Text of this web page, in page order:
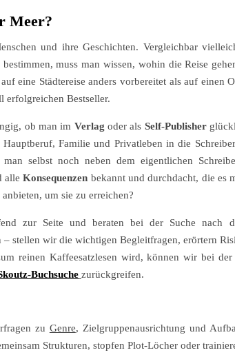
Meer?
und ihre Geschichten. Vergleichbar
muss man wissen, wohin die Reise
eine Städtereise anders vorbereitet als auf
erfolgreichen Bestseller.
ob man im Verlag oder als Self-Publisher
Familie und Privatleben in die
selbst noch neben dem eigentlichen
alleKonsequenzen bekannt und durchdacht, die es
anbieten, um sie zu erreichen?
zur Seite und beraten bei der Suche nach
– stellen wir die wichtigen Begleitfragen, erörtern
reinen Kaffeesatzlesen wird, können wir bei
Buchsuche zurückgreifen.
zu Genre, Zielgruppenausrichtung und
Strukturen, stopfen Plot-Löcher oder